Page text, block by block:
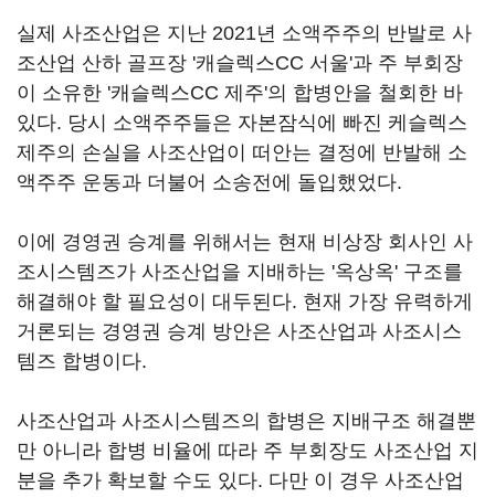
실제 사조산업은 지난 2021년 소액주주의 반발로 사
조산업 산하 골프장 '캐슬렉스CC 서울'과 주 부회장
이 소유한 '캐슬렉스CC 제주'의 합병안을 철회한 바
있다. 당시 소액주주들은 자본잠식에 빠진 케슬렉스
제주의 손실을 사조산업이 떠안는 결정에 반발해 소
액주주 운동과 더불어 소송전에 돌입했었다.
이에 경영권 승계를 위해서는 현재 비상장 회사인 사
조시스템즈가 사조산업을 지배하는 '옥상옥' 구조를
해결해야 할 필요성이 대두된다. 현재 가장 유력하게
거론되는 경영권 승계 방안은 사조산업과 사조시스
템즈 합병이다.
사조산업과 사조시스템즈의 합병은 지배구조 해결뿐
만 아니라 합병 비율에 따라 주 부회장도 사조산업 지
분을 추가 확보할 수도 있다. 다만 이 경우 사조산업